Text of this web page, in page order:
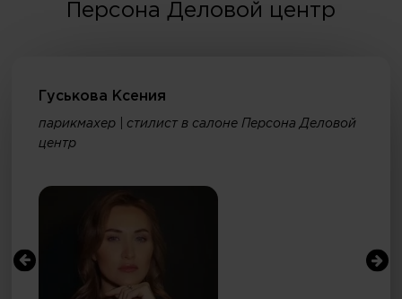
Персона Деловой центр
Гуськова Ксения
парикмахер | стилист в салоне Персона Деловой
центр